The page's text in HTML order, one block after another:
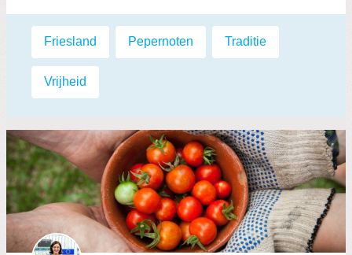
Labels:
Friesland Pepernoten Traditie
Vrijheid